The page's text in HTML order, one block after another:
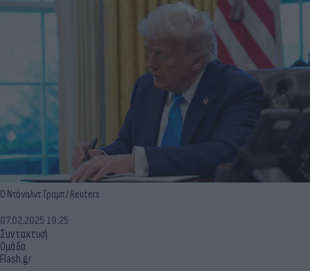
Ο Ντόναλντ Τραμπ / Reuters
Συντακτική
Ομάδα
Flash.gr
07.02.2025 19:25